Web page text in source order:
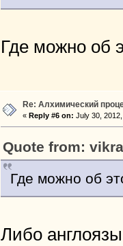
Где можно об
Re: Алхимический
« Reply #6 on: July 30,
Quote from:
Где можно об
Либо